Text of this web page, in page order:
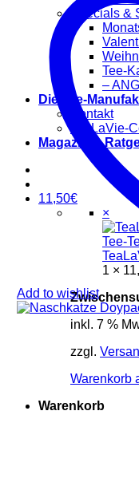
Specials &
Tee-
–
Die Tee-
Kontakt
TeaLaVie-
Magazin &
11,50€
×
1 ×
inkl. 7 %
zzgl.
Warenkorb
Warenkorb
Add to wishlist